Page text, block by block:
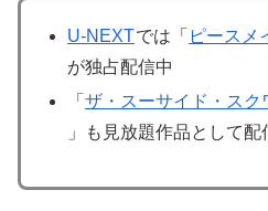
U-NEXTでは「 ピースメ
が独占配信中
「 ザ・スーサイド・ス
」も見放題作品として配